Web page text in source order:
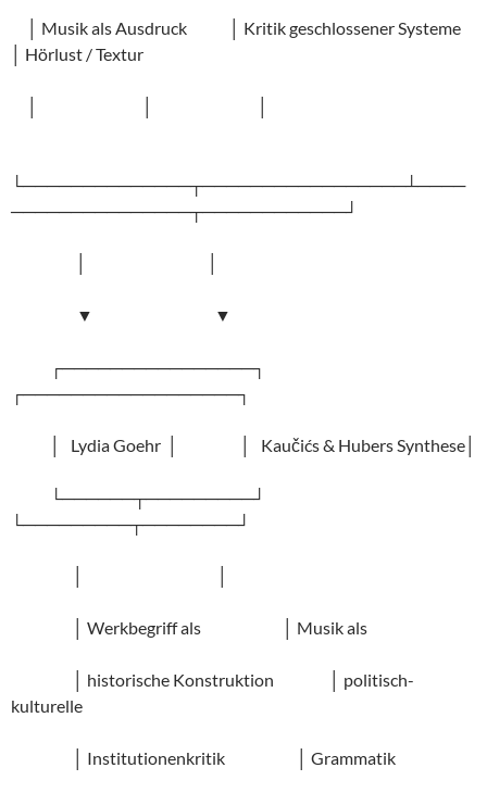
│ Musik als Ausdruck │ Kritik geschlossener Systeme
│ Hörlust / Textur
└──────────────┬─────────────────┴────
───────────────┬────────────┘
▼ ▼
┌────────────────┐
┌──────────────────┐
│ Lydia Goehr │ │ Kaučićs & Hubers Synthese│
└──────┬─────────┘
└─────────┬────────┘
│ Werkbegriff als │ Musik als
│ historische Konstruktion │ politisch-
kulturelle
│ Institutionenkritik │ Grammatik